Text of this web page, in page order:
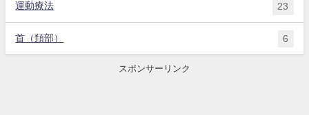
運動療法 23
首（頚部） 6
スポンサーリンク